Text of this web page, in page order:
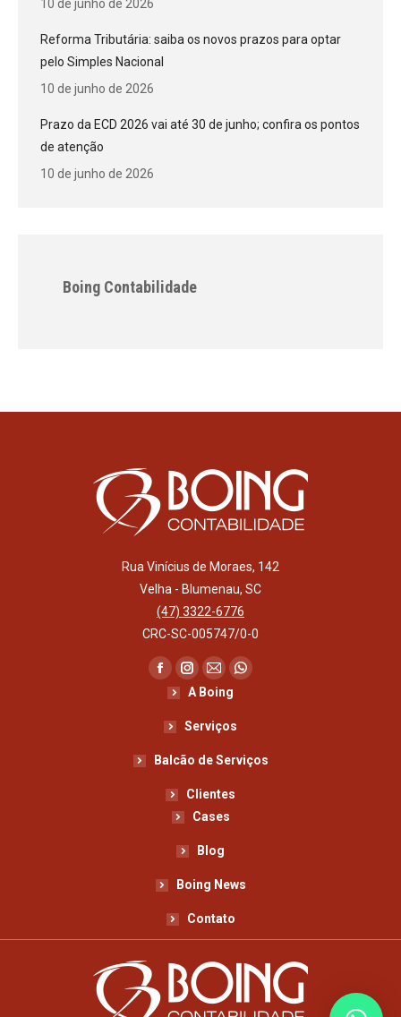
10 de junho de 2026
Reforma Tributária: saiba os novos prazos para optar
pelo Simples Nacional
10 de junho de 2026
Prazo da ECD 2026 vai até 30 de junho; confira os pontos
de atenção
10 de junho de 2026
Boing Contabilidade
Rua Vinícius de Moraes, 142
Velha - Blumenau, SC
(47) 3322-6776
CRC-SC-005747/0-0
Facebook
page
opens
window
Instagram
page
opens
window
Mail
page
opens
window
Whatsapp
new
A Boing
Serviços
Balcão de Serviços
Clientes
Cases
Blog
Boing News
Contato